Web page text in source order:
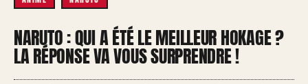
NARUTO : QUI A ÉTÉ LE MEILLEUR HOKAGE ?
LA RÉPONSE VA VOUS SURPRENDRE !